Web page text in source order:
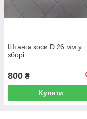
Штанга коси D 26 мм у
зборі
800 ₴
Купити